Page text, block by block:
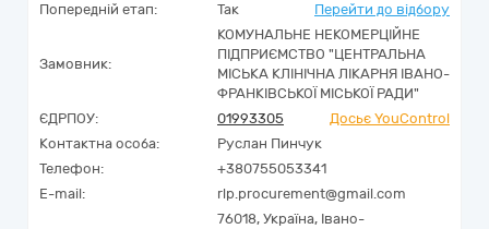
Попередній етап:
Так Перейти до відбору
Замовник:
КОМУНАЛЬНЕ НЕКОМЕРЦІЙНЕ
ПІДПРИЄМСТВО "ЦЕНТРАЛЬНА
МІСЬКА КЛІНІЧНА ЛІКАРНЯ ІВАНО-
ФРАНКІВСЬКОЇ МІСЬКОЇ РАДИ"
ЄДРПОУ:
01993305
Досьє YouControl
Контактна особа:
Руслан Пинчук
Телефон:
+380755053341
E-mail:
rlp.procurement@gmail.com
76018, Україна, Івано-